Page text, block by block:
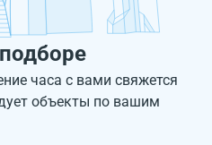
часа с вами свяжется
объекты по вашим